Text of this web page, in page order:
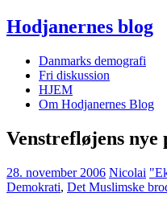
Hodjanernes blog
Danmarks demografi
Fri diskussion
HJEM
Om Hodjanernes Blog
Venstrefløjens nye
28. november 2006 Nicolai
Demokrati, Det Muslimske